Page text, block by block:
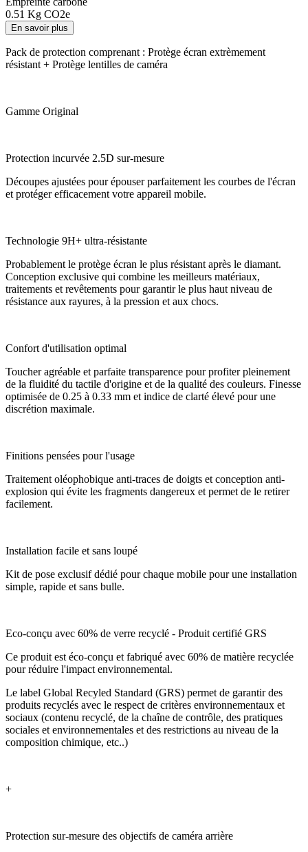
0.51 Kg CO2e
En savoir plus
Pack de protection comprenant : Protège écran extrèmement
résistant + Protège lentilles de caméra
Gamme Original
Protection incurvée 2.5D sur-mesure
Découpes ajustées pour épouser parfaitement les courbes de l'écran
et protéger efficacement votre appareil mobile.
Technologie 9H+ ultra-résistante
Probablement le protège écran le plus résistant après le diamant.
Conception exclusive qui combine les meilleurs matériaux,
traitements et revêtements pour garantir le plus haut niveau de
résistance aux rayures, à la pression et aux chocs.
Confort d'utilisation optimal
Toucher agréable et parfaite transparence pour profiter pleinement
de la fluidité du tactile d'origine et de la qualité des couleurs. Finesse
optimisée de 0.25 à 0.33 mm et indice de clarté élevé pour une
discrétion maximale.
Finitions pensées pour l'usage
Traitement oléophobique anti-traces de doigts et conception anti-
explosion qui évite les fragments dangereux et permet de le retirer
facilement.
Installation facile et sans loupé
Kit de pose exclusif dédié pour chaque mobile pour une installation
simple, rapide et sans bulle.
Eco-conçu avec 60% de verre recyclé - Produit certifié GRS
Ce produit est éco-conçu et fabriqué avec 60% de matière recyclée
pour réduire l'impact environnemental.
Le label Global Recyled Standard (GRS) permet de garantir des
produits recyclés avec le respect de critères environnementaux et
sociaux (contenu recyclé, de la chaîne de contrôle, des pratiques
sociales et environnementales et des restrictions au niveau de la
composition chimique, etc..)
+
Protection sur-mesure des objectifs de caméra arrière